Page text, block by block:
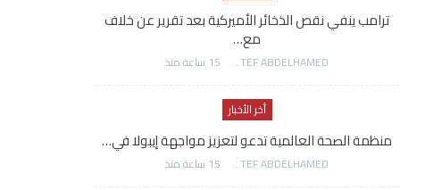
ترامب ينفي نقص الذخائر الأميركية بعد تقرير عن خلاف
مع…
AWATEF ABDELHAMED 15 ساعة منذ
أخر الأخبار
منظمة الصحة العالمية تدعو لتعزيز مواجهة إيبولا في…
AWATEF ABDELHAMED 15 ساعة منذ